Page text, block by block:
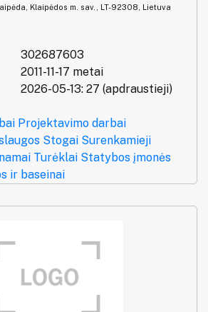
Klaipėdos m. sav., LT-92308, Lietuva
302687603
2011-11-17 metai
2026-05-13: 27 (apdraustieji)
Projektavimo darbai
Stogai Surenkamieji
Turėklai Statybos įmonės
ir baseinai